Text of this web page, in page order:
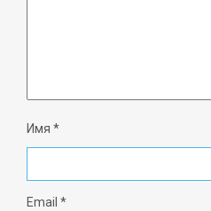
Имя *
Email *